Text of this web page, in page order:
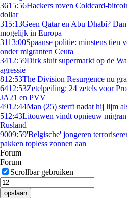
3615:56Hackers roven Coldcard-
dollar
315:13Geen Qatar en Abu Dhabi?
mogelijk in Europa
3113:00Spaanse politie: minstens tien
onder migranten Ceuta
3412:59Dirk sluit supermarkt op de
agressie
812:53The Division Resurgence nu
6412:53Zetelpeiling: 24 zetels voor
JA21 en PVV
4912:44Man (25) sterft nadat hij lijm
512:43Litouwen vindt opnieuw
Rusland
9009:59'Belgische' jongeren
pakken topless zonnen aan
Forum
Forum
Scrollbar gebruiken
opslaan